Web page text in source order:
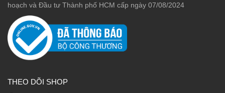
hoạch và Đầu tư Thành phố HCM cấp ngày 07/08/2024
THEO DÕI SHOP